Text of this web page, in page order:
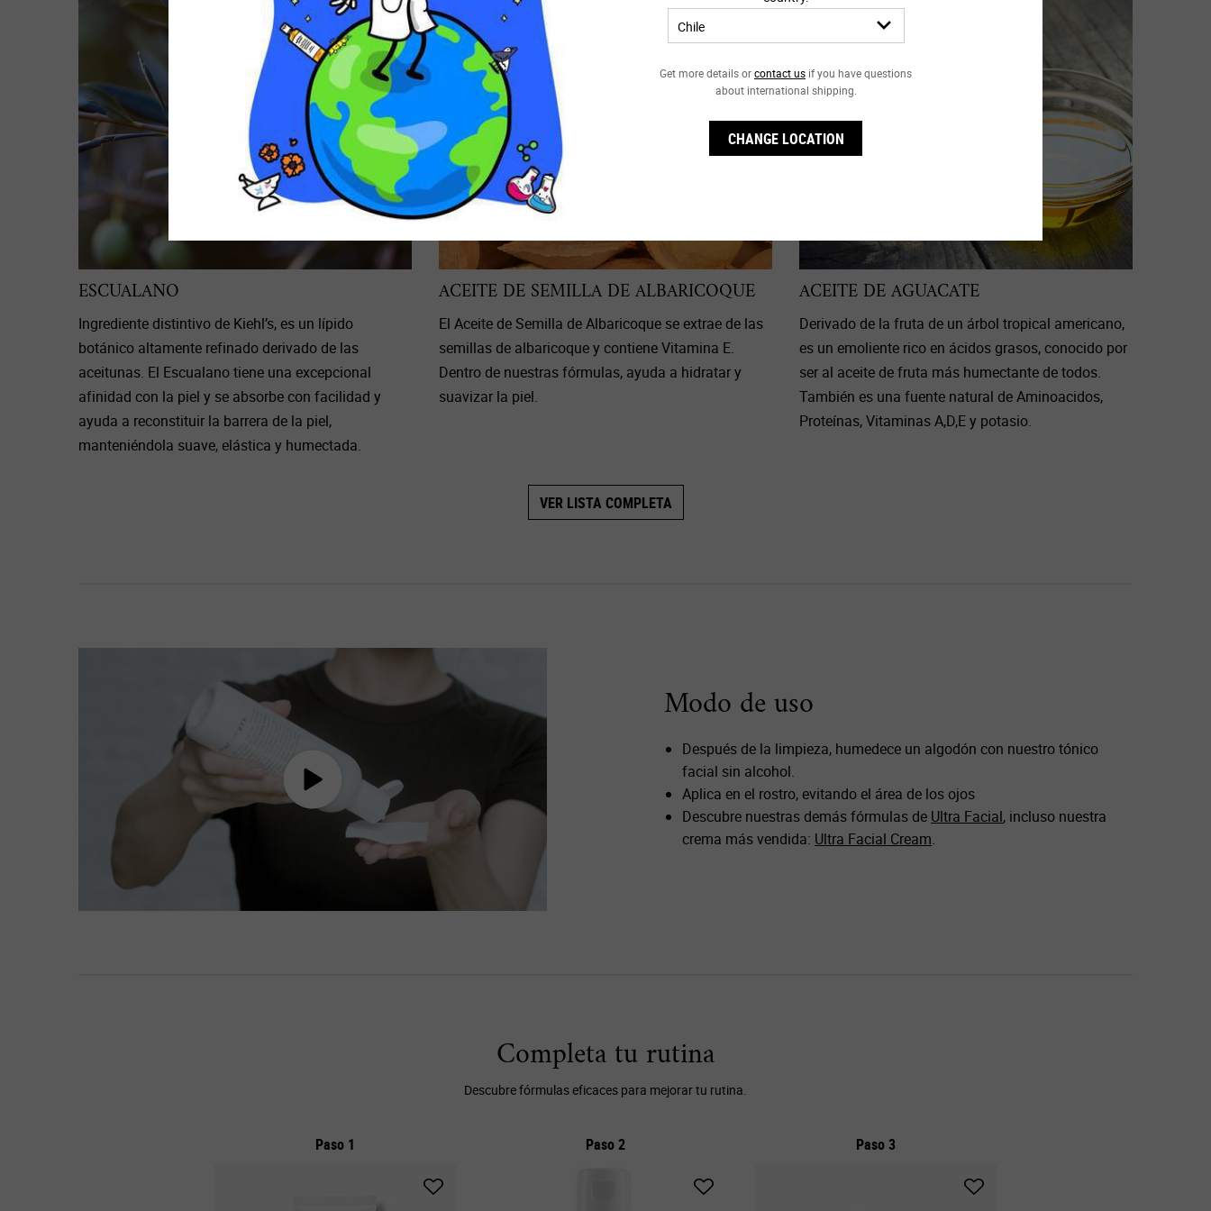
ESCUALANO
Ingrediente distintivo de Kiehl’s, es un lípido
botánico altamente refinado derivado de las
aceitunas. El Escualano tiene una excepcional
afinidad con la piel y se absorbe con facilidad y
ayuda a reconstituir la barrera de la piel,
manteniéndola suave, elástica y humectada.
ACEITE DE SEMILLA DE ALBARICOQUE
El Aceite de Semilla de Albaricoque se extrae de las
semillas de albaricoque y contiene Vitamina E.
Dentro de nuestras fórmulas, ayuda a hidratar y
suavizar la piel.
ACEITE DE AGUACATE
Derivado de la fruta de un árbol tropical americano,
es un emoliente rico en ácidos grasos, conocido por
ser al aceite de fruta más humectante de todos.
También es una fuente natural de Aminoacidos,
Proteínas, Vitaminas A,D,E y potasio.
VER LISTA COMPLETA
Modo de uso
Después de la limpieza, humedece un algodón con nuestro tónico
facial sin alcohol.
Aplica en el rostro, evitando el área de los ojos
Descubre nuestras demás fórmulas de Ultra Facial, incluso nuestra
crema más vendida: Ultra Facial Cream.
Completa tu rutina
Descubre fórmulas eficaces para mejorar tu rutina.
Paso 1 Paso 2 Paso 3
Get more details orcontact us if you have questions
about international shipping.
CHANGE LOCATION